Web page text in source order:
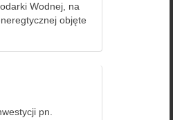
Wodnej, na
objęte
pn.